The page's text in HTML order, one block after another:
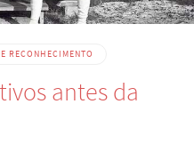
RECONHECIMENTO
antes da